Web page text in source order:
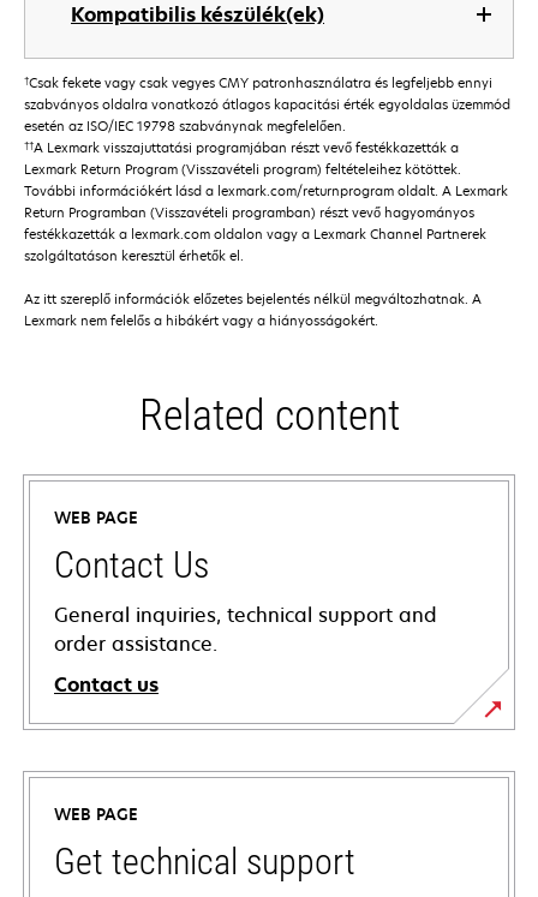
Kompatibilis készülék(ek)
†Csak fekete vagy csak vegyes CMY patronhasználatra és legfeljebb ennyi
szabványos oldalra vonatkozó átlagos kapacitási érték egyoldalas üzemmód
esetén az ISO/IEC 19798 szabványnak megfelelően.
††A Lexmark visszajuttatási programjában részt vevő festékkazetták a
Lexmark Return Program (Visszavételi program) feltételeihez kötöttek.
További információkért lásd a lexmark.com/returnprogram oldalt. A Lexmark
Return Programban (Visszavételi programban) részt vevő hagyományos
festékkazetták a lexmark.com oldalon vagy a Lexmark Channel Partnerek
szolgáltatáson keresztül érhetők el.
Az itt szereplő információk előzetes bejelentés nélkül megváltozhatnak. A
Lexmark nem felelős a hibákért vagy a hiányosságokért.
Related content
WEB PAGE
Contact Us
General inquiries, technical support and
order assistance.
Contact us
WEB PAGE
Get technical support